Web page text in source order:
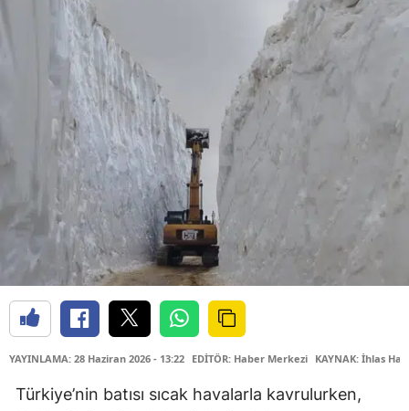
YAYINLAMA: 28 Haziran 2026 - 13:22 EDİTÖR: Haber Merkezi KAYNAK: İhlas
Türkiye’nin batısı sıcak havalarla kavrulurken,